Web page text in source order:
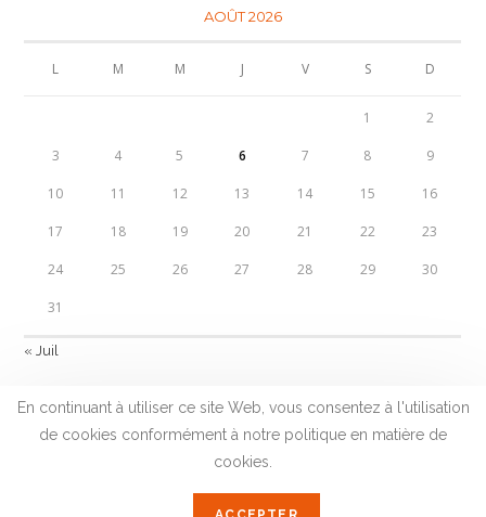
AOÛT 2026
L M M J V S D
1 2
3 4 5 6 7 8 9
10 11 12 13 14 15 16
17 18 19 20 21 22 23
24 25 26 27 28 29 30
31
« Juil
En continuant à utiliser ce site Web, vous consentez à l'utilisation
de cookies conformément à notre politique en matière de
cookies.